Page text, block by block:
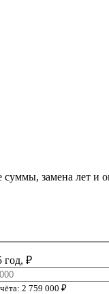
замена лет и
год, ₽
2 759 000 ₽